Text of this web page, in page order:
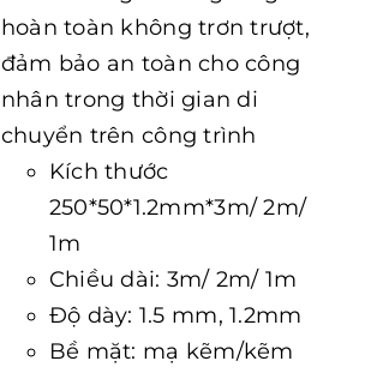
hoàn toàn không trơn trượt,
đảm bảo an toàn cho công
nhân trong thời gian di
chuyển trên công trình
Kích thước
250*50*1.2mm*3m/ 2m/
1m
Chiều dài: 3m/ 2m/ 1m
Độ dày: 1.5 mm, 1.2mm
Bề mặt: mạ kẽm/kẽm